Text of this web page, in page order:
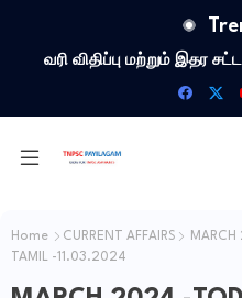
வரி விதிப்பு மற்றும் இதர
Home CURRENT AFFAIRS
MARCH
TAMIL -11.03.2024